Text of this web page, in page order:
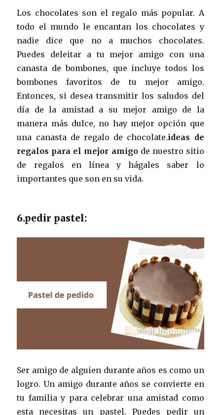
Los chocolates son el regalo más popular. A
todo el mundo le encantan los chocolates y
nadie dice que no a muchos chocolates.
Puedes deleitar a tu mejor amigo con una
canasta de bombones, que incluye todos los
bombones favoritos de tu mejor amigo.
Entonces, si desea transmitir los saludos del
día de la amistad a su mejor amigo de la
manera más dulce, no hay mejor opción que
una canasta de regalo de chocolate.ideas de
regalos para el mejor amigode nuestro sitio
de regalos en línea y hágales saber lo
importantes que son en su vida.
6.pedir pastel:
Ser amigo de alguien durante años es como un
logro. Un amigo durante años se convierte en
tu familia y para celebrar una amistad como
esta necesitas un pastel. Puedes pedir un